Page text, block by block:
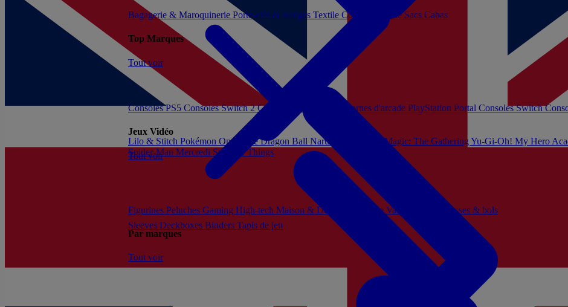
Figurines Peluches Gaming High-tech Maison & Décoration ModeVaisselle Mugs, tasses & bols
Par marques
Tout voir
Consoles PS5 Consoles Switch 2Consoles Xbox Series Bornes d'arcade PlayStation Portal Consoles Switch
Jeux Vidéo
Tout voir
Bagagerie & Maroquinerie Porte-clés & Badges Textile Cosplay BeautéSacs Cabas
Top Marques
Tout voir
Sleeves Deckboxes Binders Tapis de jeu
Lilo & Stitch Pokémon One PieceDragon Ball Naruto Hello KittyMagic: The Gathering Yu-Gi-Oh! My Hero
Spider-Man Mercredi Stranger Things